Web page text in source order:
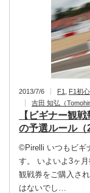
2013/7/6 F1 F1初
吉田 知弘（
【ビギナー観
の予選ルール（
©Pirelli いつもビギ
す。 いよいよ3ヶ
観戦券をご購入さ
はないでし…